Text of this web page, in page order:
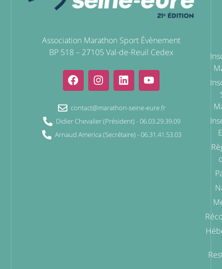
Association Marathon Sport Évènement
BP 518 – 27105 Val-de-Reuil Cedex
contact@marathon-seine-eure.fr
Didier Chevalier (Président) - 06.03.29.39.09
Arnaud America (Secrétaire) - 06.31.41.53.03